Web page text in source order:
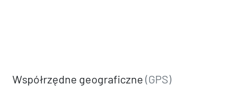
Współrzędne geograficzne(GPS)